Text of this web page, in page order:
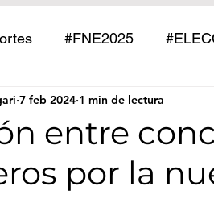
#FNE2025
Policiales Jujuy
Mascotas
entre
por la
7 feb 2024 1 min de lectura
5 estrellas.